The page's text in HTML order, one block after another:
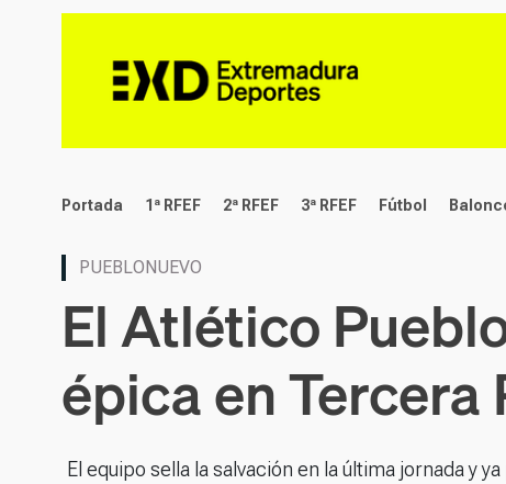
deportes
Portada 1ª RFEF 2ª RFEF 3ª RFEF Fútbol
PUEBLONUEVO
El Atlético
épica en Tercera
El equipo sella la salvación en la última jornada y